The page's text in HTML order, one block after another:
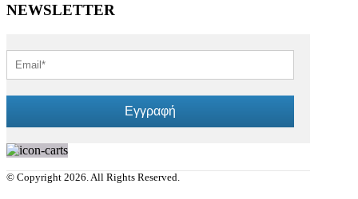
NEWSLETTER
Εγγραφή
© Copyright 2026. All Rights Reserved.